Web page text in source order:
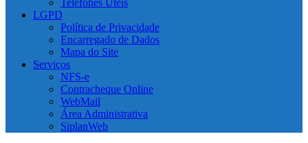
Telefones Úteis
LGPD
Política de Privacidade
Encarregado de Dados
Mapa do Site
Serviços
NFS-e
Contracheque Online
WebMail
Área Administrativa
SiplanWeb